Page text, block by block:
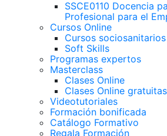
SSCE0110 Docencia
Profesional para el
Cursos Online
Cursos sociosanitarios
Soft Skills
Programas expertos
Masterclass
Clases Online
Clases Online gratuitas
Videotutoriales
Formación bonificada
Catálogo Formativo
Regala Formación